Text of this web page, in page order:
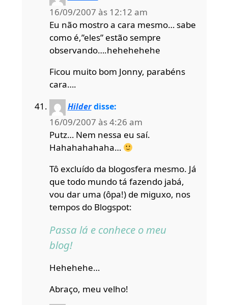
16/09/2007 às 12:12 am
Eu não mostro a cara mesmo… sabe
como é,”eles” estão sempre
observando….hehehehehe
Ficou muito bom Jonny, parabéns
cara….
Hilder disse:
16/09/2007 às 4:26 am
Putz… Nem nessa eu saí.
Hahahahahaha…
Tô excluído da blogosfera mesmo. Já
que todo mundo tá fazendo jabá,
vou dar uma (ôpa!) de miguxo, nos
tempos do Blogspot:
Passa lá e conhece o meu
blog!
Hehehehe…
Abraço, meu velho!